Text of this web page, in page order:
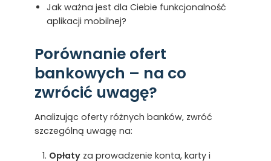
Jak ważna jest dla Ciebie funkcjonalność
aplikacji mobilnej?
Porównanie ofert
bankowych – na co
zwrócić uwagę?
Analizując oferty różnych banków, zwróć
szczególną uwagę na:
Opłatyza prowadzenie konta, karty i